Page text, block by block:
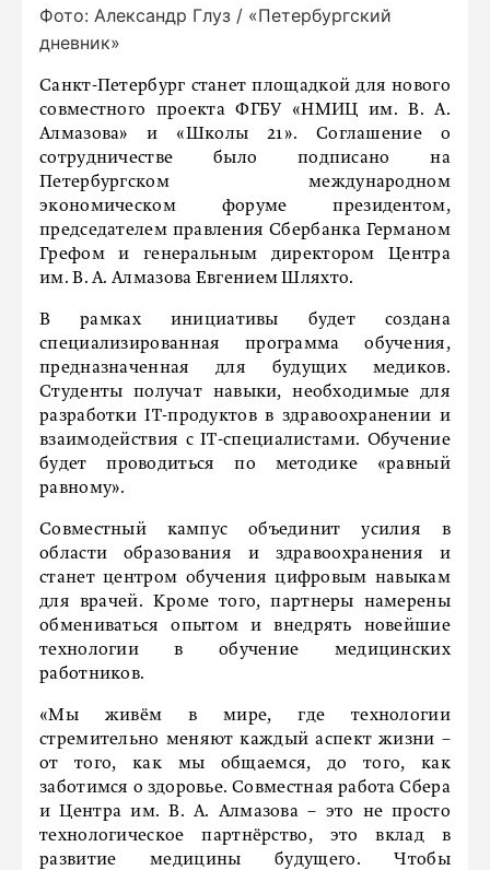
Фото: Александр Глуз / «Петербургский
дневник»
Санкт-Петербург станет площадкой для нового
совместного проекта ФГБУ «НМИЦ им. В. А.
Алмазова» и «Школы 21». Соглашение о
сотрудничестве было подписано на
Петербургском международном
экономическом форуме президентом,
председателем правления Сбербанка Германом
Грефом и генеральным директором Центра
им. В. А. Алмазова Евгением Шляхто.
В рамках инициативы будет создана
специализированная программа обучения,
предназначенная для будущих медиков.
Студенты получат навыки, необходимые для
разработки IT-продуктов в здравоохранении и
взаимодействия с IT-специалистами. Обучение
будет проводиться по методике «равный
равному».
Совместный кампус объединит усилия в
области образования и здравоохранения и
станет центром обучения цифровым навыкам
для врачей. Кроме того, партнеры намерены
обмениваться опытом и внедрять новейшие
технологии в обучение медицинских
работников.
«Мы живём в мире, где технологии
стремительно меняют каждый аспект жизни –
от того, как мы общаемся, до того, как
заботимся о здоровье. Совместная работа Сбера
и Центра им. В. А. Алмазова – это не просто
технологическое партнёрство, это вклад в
развитие медицины будущего. Чтобы